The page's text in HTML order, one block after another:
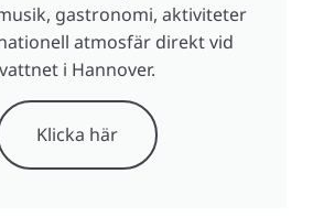
gastronomi, aktiviteter
atmosfär direkt vid
vattnet i Hannover.
Klicka här